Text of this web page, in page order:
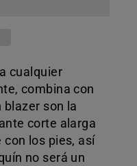
cualquier
combina con
blazer son la
corte alarga
con los pies, así
no será un